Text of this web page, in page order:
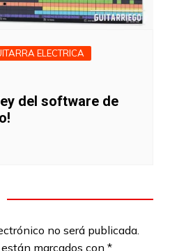
ELECTRICA
del software de
no será publicada.
marcados con *